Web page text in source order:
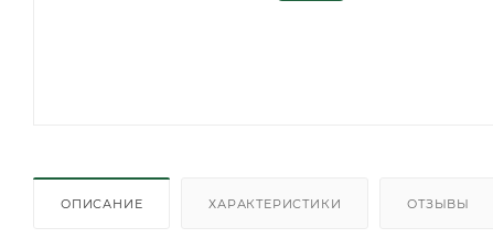
ОПИСАНИЕ ХАРАКТЕРИСТИКИ ОТЗЫВЫ